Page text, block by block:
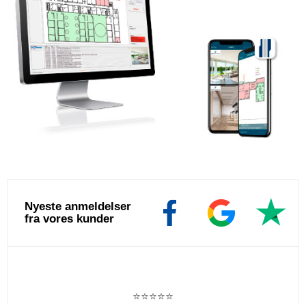
Nyeste anmeldelser
fra vores kunder
⭐️⭐️⭐️⭐️⭐️